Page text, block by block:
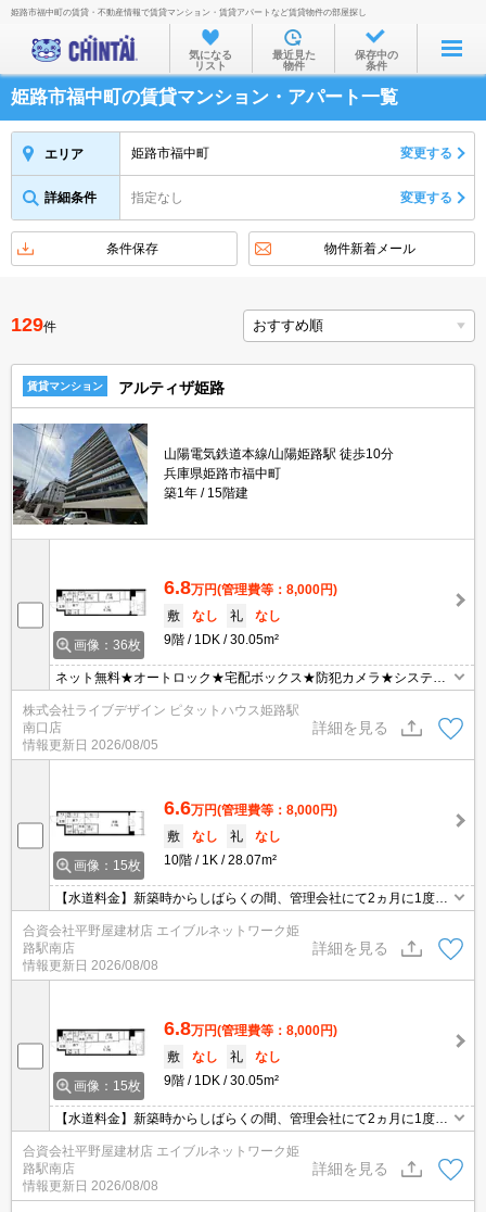
お部屋を探す
沿線・駅から
住所から
物件特集から
不動産会社から
TOP
姫路市福中町の賃貸・不動産情報で賃貸マンション・賃貸アパートなど賃貸物件の部屋探し
気になる
リスト
最近見た
物件
保存中の
条件
姫路市福中町の賃貸マンション・アパート一覧
エリア 姫路市福中町 変更する
詳細条件 指定なし 変更する
条件保存 物件新着メール
129件
賃貸マンション アルティザ姫路
山陽電気鉄道本線/山陽姫路駅 徒歩10分
兵庫県姫路市福中町
築1年
15階建
画像：36枚
6.8万円(管理費等：8,000円)
敷
なし 礼
なし
9階
1DK 30.05m²
ネット無料★オートロック★宅配ボックス★防犯カメラ★システム
キッチン★浴室乾燥★
株式会社ライブデザイン ピタットハウス姫路駅
南口店
情報更新日 2026/08/05
詳細を見る
画像：15枚
6.6万円(管理費等：8,000円)
敷
なし 礼
なし
10階
1K 28.07m²
【水道料金】新築時からしばらくの間、管理会社にて2ヵ月に1度検
針・家賃と一緒にご請求になります後々姫路市水道局と入居者様の
直接契約になります。
合資会社平野屋建材店 エイブルネットワーク姫
路駅南店
情報更新日 2026/08/08
詳細を見る
画像：15枚
6.8万円(管理費等：8,000円)
敷
なし 礼
なし
9階
1DK 30.05m²
【水道料金】新築時からしばらくの間、管理会社にて2ヵ月に1度検
針・家賃と一緒にご請求になります後々姫路市水道局と入居者様の
直接契約になります。
合資会社平野屋建材店 エイブルネットワーク姫
路駅南店
情報更新日 2026/08/08
詳細を見る